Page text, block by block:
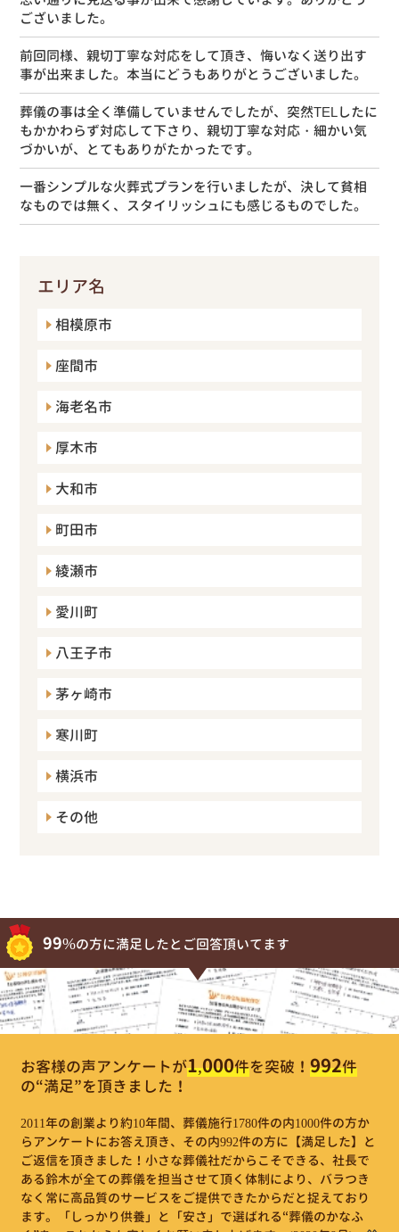
ございました。
前回同様、親切丁寧な対応をして頂き、悔いなく送り出す
事が出来ました。本当にどうもありがとうございました。
葬儀の事は全く準備していませんでしたが、突然TELしたに
もかかわらず対応して下さり、親切丁寧な対応・細かい気
づかいが、とてもありがたかったです。
一番シンプルな火葬式プランを行いましたが、決して貧相
なものでは無く、スタイリッシュにも感じるものでした。
エリア名
相模原市
座間市
海老名市
厚木市
大和市
町田市
綾瀬市
愛川町
八王子市
茅ヶ崎市
寒川町
横浜市
その他
99%の方に満足したとご回答頂いてます
お客様の声アンケートが1,000件を突破！ 992件
の“満足”を頂きました！
2011年の創業より約10年間、葬儀施行1780件の内1000件の方か
らアンケートにお答え頂き、その内992件の方に【満足した】と
ご返信を頂きました！小さな葬儀社だからこそできる、社長で
ある鈴木が全ての葬儀を担当させて頂く体制により、バラつき
なく常に高品質のサービスをご提供できたからだと捉えており
ます。「しっかり供養」と「安さ」で選ばれる“葬儀のかなふ